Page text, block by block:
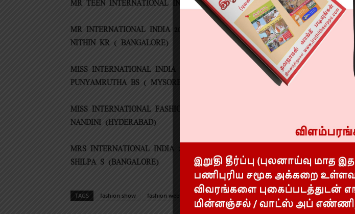
MR TEEN INTERNATIONAL INDIA 2023 WINNER – SHINY M ( BANGALORE)
MR INTERNATIONAL INDIA 2023 WINNER –
NITHIN KR ( BANGALORE)
MISS INTERNATIONAL INDIA 2023 WINNER –
PUNYAMRUTHA BS ( MYSORE, KARNATAKA)
MISS INTERNATIONAL FASHION ICON OF INDIA 2023 WINNER
NANDINI (HYDERABAD)
MRS INTERNATIONAL INDIA 2023 WINNER –
SHILPA S (BANGALORE)
TAGS fashion show fashion week 2023 yash international fashion awards yash